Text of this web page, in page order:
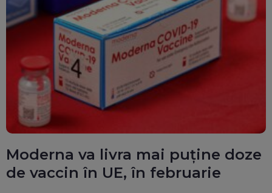
Moderna va livra mai puține doze
de vaccin în UE, în februarie